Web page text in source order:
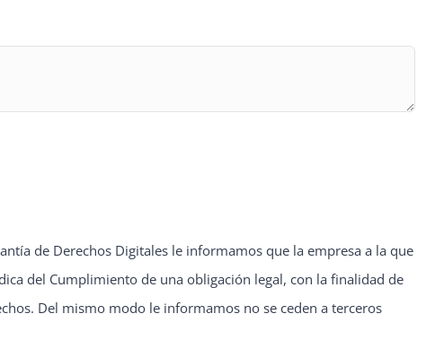
de Derechos Digitales le informamos que la empresa a la que
del Cumplimiento de una obligación legal, con la finalidad de
Del mismo modo le informamos no se ceden a terceros